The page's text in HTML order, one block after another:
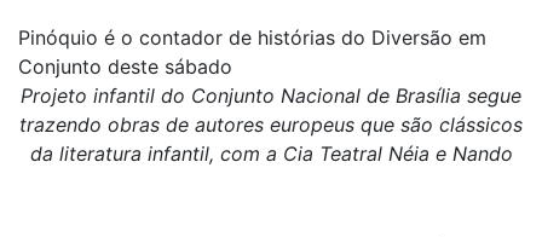
Pinóquio é o contador de histórias do Diversão em
Conjunto deste sábado
Projeto infantil do Conjunto Nacional de Brasília segue
trazendo obras de autores europeus que são clássicos
da literatura infantil, com a Cia Teatral Néia e Nando